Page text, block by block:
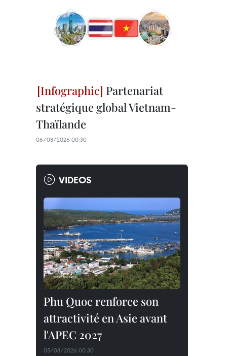
Partenariat
stratégique global Vietnam-
Thaïlande
06/08/2026 00:30
VIDEOS
Phu Quoc renforce son
attractivité en Asie avant
l'APEC 2027
05/08/2026 00:30